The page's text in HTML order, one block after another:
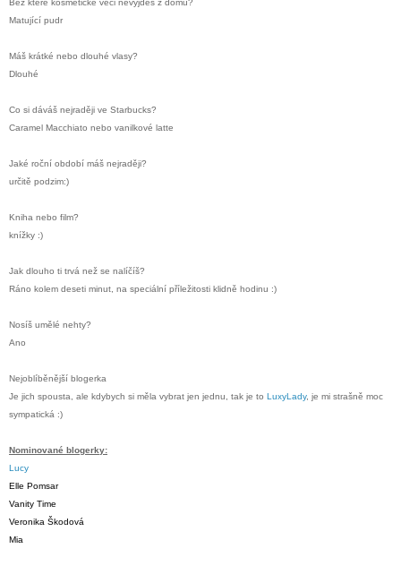
Bez které kosmetické věci nevyjdeš z domu?
Matující pudr
Máš krátké nebo dlouhé vlasy?
Dlouhé
Co si dáváš nejraději ve Starbucks?
Caramel Macchiato nebo vanilkové latte
Jaké roční období máš nejraději?
určitě podzim:)
Kniha nebo film?
knížky :)
Jak dlouho ti trvá než se nalíčíš?
Ráno kolem deseti minut, na speciální příležitosti klidně hodinu :)
Nosíš umělé nehty?
Ano
Nejoblíběnější blogerka
Je jich spousta, ale kdybych si měla vybrat jen jednu, tak je to LuxyLady, je mi strašně moc
sympatická :)
Nominované blogerky:
Lucy
Elle Pomsar
Vanity Time
Veronika Škodová
Mia